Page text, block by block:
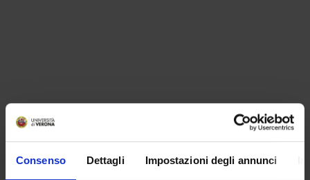
Consenso Dettagli Impostazioni degli annunci
ORGANISATION